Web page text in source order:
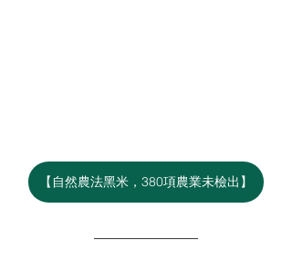
【自然農法黑米，380項農業未檢出】